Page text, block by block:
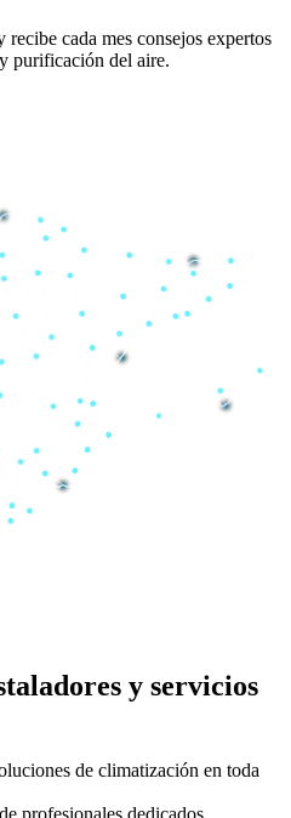
recibe cada mes consejos expertos
purificación del aire.
y servicios
de climatización en toda
profesionales dedicados